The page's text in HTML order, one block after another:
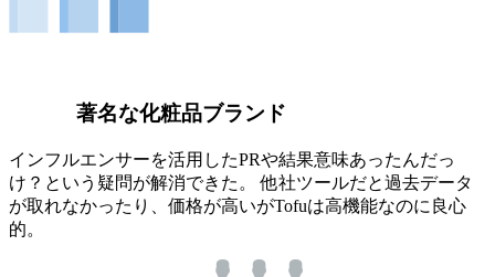
著名な化粧品ブランド
インフルエンサーを活用したPRや結果意味あったんだっ
け？という疑問が解消できた。 他社ツールだと過去データ
が取れなかったり、価格が高いがTofuは高機能なのに良心
的。